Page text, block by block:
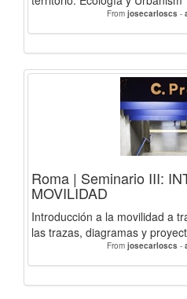
From josecarloscs -
Roma | Seminario III:
MOVILIDAD
Introducción a la movilidad a
las trazas, diagramas y
From josecarloscs -